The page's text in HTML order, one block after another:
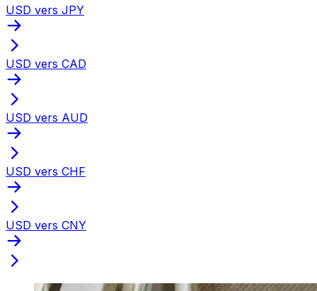
USD vers JPY
USD vers CAD
USD vers AUD
USD vers CHF
USD vers CNY